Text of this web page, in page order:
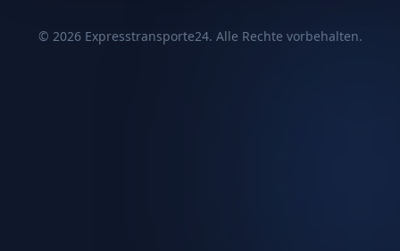
© 2026Expresstransporte24. Alle Rechte vorbehalten.